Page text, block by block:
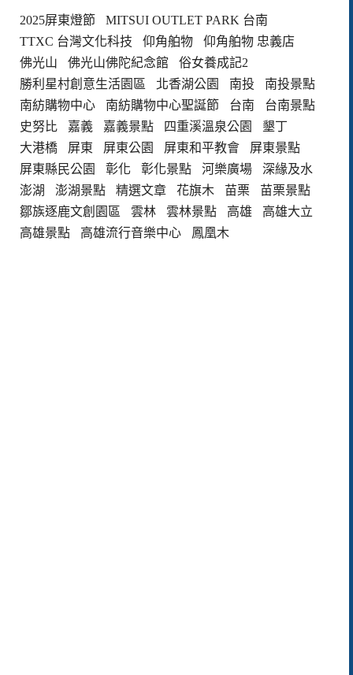
2025屏東燈節
MITSUI OUTLET PARK 台南
TTXC 台灣文化科技
仰角舶物
仰角舶物 忠義店
佛光山
佛光山佛陀紀念館
俗女養成記2
勝利星村創意生活園區
北香湖公園 南投
南投景點
南紡購物中心
南紡購物中心聖誕節 台南
台南景點
史努比
嘉義 嘉義景點 四重溪溫泉公園
墾丁
大港橋
屏東 屏東公園 屏東和平教會
屏東景點
屏東縣民公園
彰化 彰化景點 河樂廣場
深緣及水
澎湖
澎湖景點 精選文章 花旗木 苗栗
苗栗景點
鄒族逐鹿文創園區
雲林 雲林景點 高雄
高雄大立
高雄景點
高雄流行音樂中心 鳳凰木